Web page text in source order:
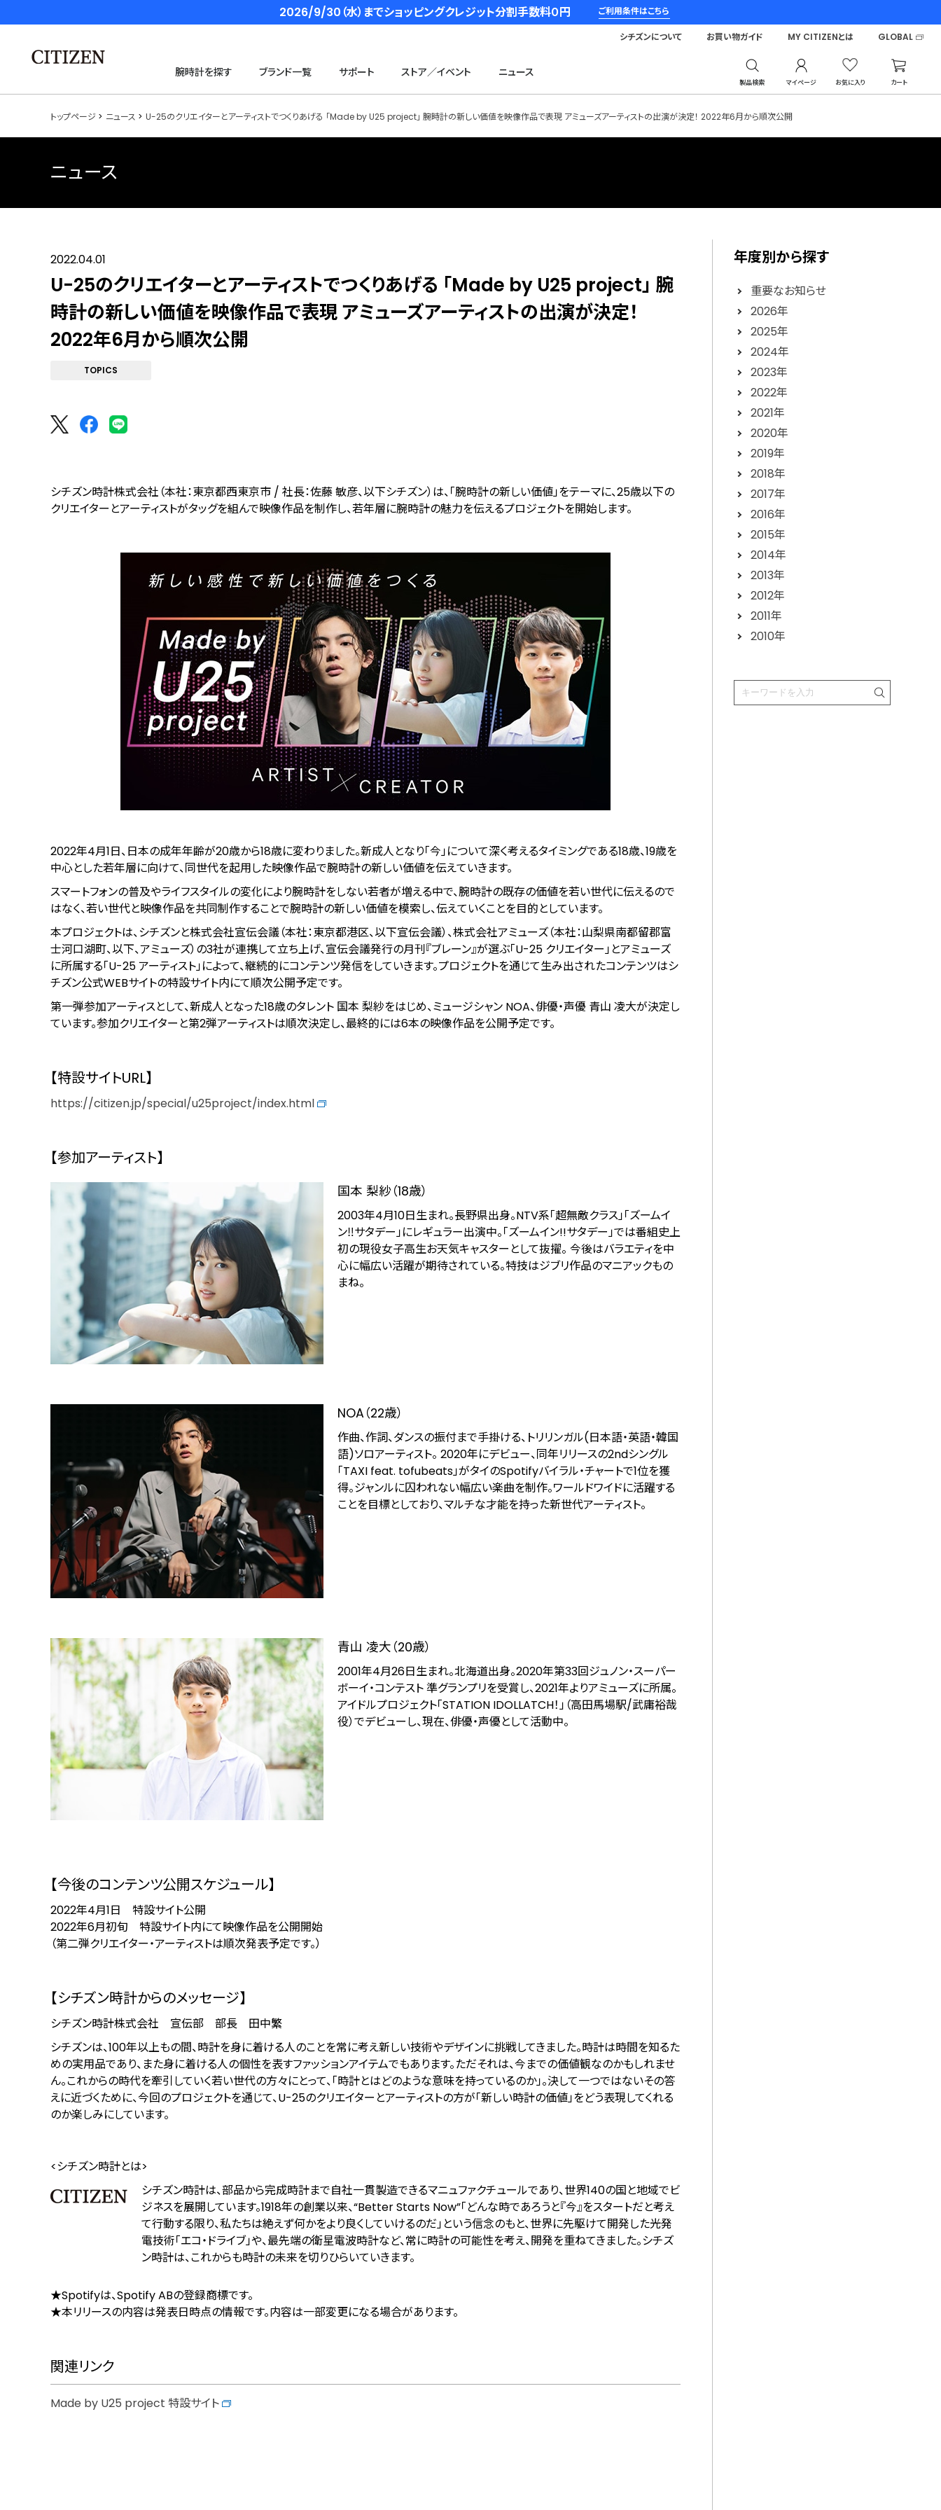
2026/9/30（水）までショッピングクレジット分割手数料０円 ご利用条件はこちら
腕時計を探す ブランド一覧 サポート ストア／イベント ニュース
製品検索 マイページ お気に入り カート
シチズンについて お買い物ガイド MY CITIZENとは GLOBAL
トップページ ニュース U-25のクリエイターとアーティストでつくりあげる 「Made by U25 project」 腕時計の新しい価値を映像作品で表現 アミューズアーティストの出演が決定！ 2022年6月から順次公開
ニュース
2022.04.01
U-25のクリエイターとアーティストでつくりあげる 「Made by U25 project」 腕
時計の新しい価値を映像作品で表現 アミューズアーティストの出演が決定！
2022年6月から順次公開
TOPICS
シチズン時計株式会社（本社：東京都西東京市 / 社長：佐藤 敏彦、以下シチズン）は、「腕時計の新しい価値」をテーマに、25歳以下の
クリエイターとアーティストがタッグを組んで映像作品を制作し、若年層に腕時計の魅力を伝えるプロジェクトを開始します。
2022年4月1日、日本の成年年齢が20歳から18歳に変わりました。新成人となり「今」について深く考えるタイミングである18歳、19歳を
中心とした若年層に向けて、同世代を起用した映像作品で腕時計の新しい価値を伝えていきます。
スマートフォンの普及やライフスタイルの変化により腕時計をしない若者が増える中で、腕時計の既存の価値を若い世代に伝えるので
はなく、若い世代と映像作品を共同制作することで腕時計の新しい価値を模索し、伝えていくことを目的としています。
本プロジェクトは、シチズンと株式会社宣伝会議（本社：東京都港区、以下宣伝会議）、株式会社アミューズ（本社：山梨県南都留郡富
士河口湖町、以下、アミューズ）の3社が連携して立ち上げ、宣伝会議発行の月刊『ブレーン』が選ぶ「U-25 クリエイター」とアミューズ
に所属する「U-25 アーティスト」によって、継続的にコンテンツ発信をしていきます。プロジェクトを通じて生み出されたコンテンツはシ
チズン公式WEBサイトの特設サイト内にて順次公開予定です。
第一弾参加アーティスとして、新成人となった18歳のタレント 国本 梨紗をはじめ、ミュージシャン NOA、俳優・声優 青山 凌大が決定し
ています。参加クリエイターと第2弾アーティストは順次決定し、最終的には6本の映像作品を公開予定です。
【特設サイトURL】
https://citizen.jp/special/u25project/index.html
【参加アーティスト】
国本 梨紗（18歳）
2003年4月10日生まれ。長野県出身。NTV系「超無敵クラス」「ズームイ
ン‼サタデー」にレギュラー出演中。「ズームイン!!サタデー」では番組史上
初の現役女子高生お天気キャスターとして抜擢。 今後はバラエティを中
心に幅広い活躍が期待されている。特技はジブリ作品のマニアックもの
まね。
NOA（22歳）
作曲、作詞、ダンスの振付まで手掛ける、トリリンガル(日本語・英語・韓国
語)ソロアーティスト。 2020年にデビュー、同年リリースの2ndシングル
「TAXI feat. tofubeats」がタイのSpotifyバイラル・チャートで1位を獲
得。ジャンルに囚われない幅広い楽曲を制作。ワールドワイドに活躍する
ことを目標としており、マルチな才能を持った新世代アーティスト。
青山 凌大（20歳）
2001年4月26日生まれ。北海道出身。2020年第33回ジュノン・スーパー
ボーイ・コンテスト 準グランプリを受賞し、2021年よりアミューズに所属。
アイドルプロジェクト「STATION IDOLLATCH！」（高田馬場駅/武庸裕哉
役）でデビューし、現在、俳優・声優として活動中。
【今後のコンテンツ公開スケジュール】
2022年4月1日 特設サイト公開
2022年6月初旬 特設サイト内にて映像作品を公開開始
（第二弾クリエイター・アーティストは順次発表予定です。）
【シチズン時計からのメッセージ】
シチズン時計株式会社 宣伝部 部長 田中繁
シチズンは、100年以上もの間、時計を身に着ける人のことを常に考え新しい技術やデザインに挑戦してきました。時計は時間を知るた
めの実用品であり、また身に着ける人の個性を表すファッションアイテムでもあります。ただそれは、今までの価値観なのかもしれませ
ん。これからの時代を牽引していく若い世代の方々にとって、「時計とはどのような意味を持っているのか」。決して一つではないその答
えに近づくために、今回のプロジェクトを通じて、U-25のクリエイターとアーティストの方が「新しい時計の価値」をどう表現してくれる
のか楽しみにしています。
<シチズン時計とは>
シチズン時計は、部品から完成時計まで自社一貫製造できるマニュファクチュールであり、世界140の国と地域でビ
ジネスを展開しています。1918年の創業以来、“Better Starts Now”「どんな時であろうと『今』をスタートだと考え
て行動する限り、私たちは絶えず何かをより良くしていけるのだ」という信念のもと、世界に先駆けて開発した光発
電技術「エコ・ドライブ」や、最先端の衛星電波時計など、常に時計の可能性を考え、開発を重ねてきました。シチズ
ン時計は、これからも時計の未来を切りひらいていきます。
★Spotifyは、Spotify ABの登録商標です。
★本リリースの内容は発表日時点の情報です。内容は一部変更になる場合があります。
関連リンク
Made by U25 project 特設サイト
年度別から探す
重要なお知らせ
2026年
2025年
2024年
2023年
2022年
2021年
2020年
2019年
2018年
2017年
2016年
2015年
2014年
2013年
2012年
2011年
2010年